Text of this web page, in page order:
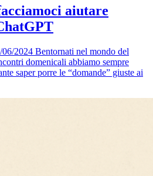
aiutare
2024 Bentornati nel mondo del
domenicali abbiamo sempre
saper porre le “domande” giuste ai